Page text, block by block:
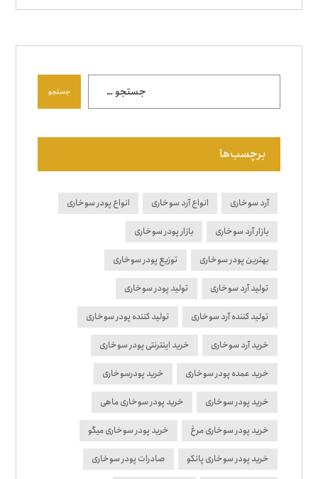
جستجو
برچسب‌ها
آرد سوخاری انواع آرد سوخاری انواع پودر سوخاری
بازار آرد سوخاری بازار پودر سوخاری
بهترین پودر سوخاری توزیع پودر سوخاری
تولید آرد سوخاری تولید پودر سوخاری
تولید کننده آرد سوخاری تولید کننده پودر سوخاری
خرید آرد سوخاری خرید اینترنتی پودر سوخاری
خرید عمده پودر سوخاری خرید پودرسوخاری
خرید پودر سوخاری خرید پودر سوخاری ماهی
خرید پودر سوخاری مرغ خرید پودر سوخاری میگو
خرید پودر سوخاری پانکو صادرات پودر سوخاری